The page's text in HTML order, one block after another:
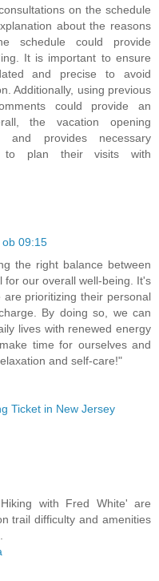
on the schedule
about the reasons
schedule could provide
It is important to ensure
and precise to avoid
Additionally, using previous
could provide an
the vacation opening
and provides necessary
to plan their visits with
09:15
the right balance between
for our overall well-being. It's
prioritizing their personal
By doing so, we can
lives with renewed energy
time for ourselves and
and self-care!"
Ticket in New Jersey
with Fred White' are
trail difficulty and amenities